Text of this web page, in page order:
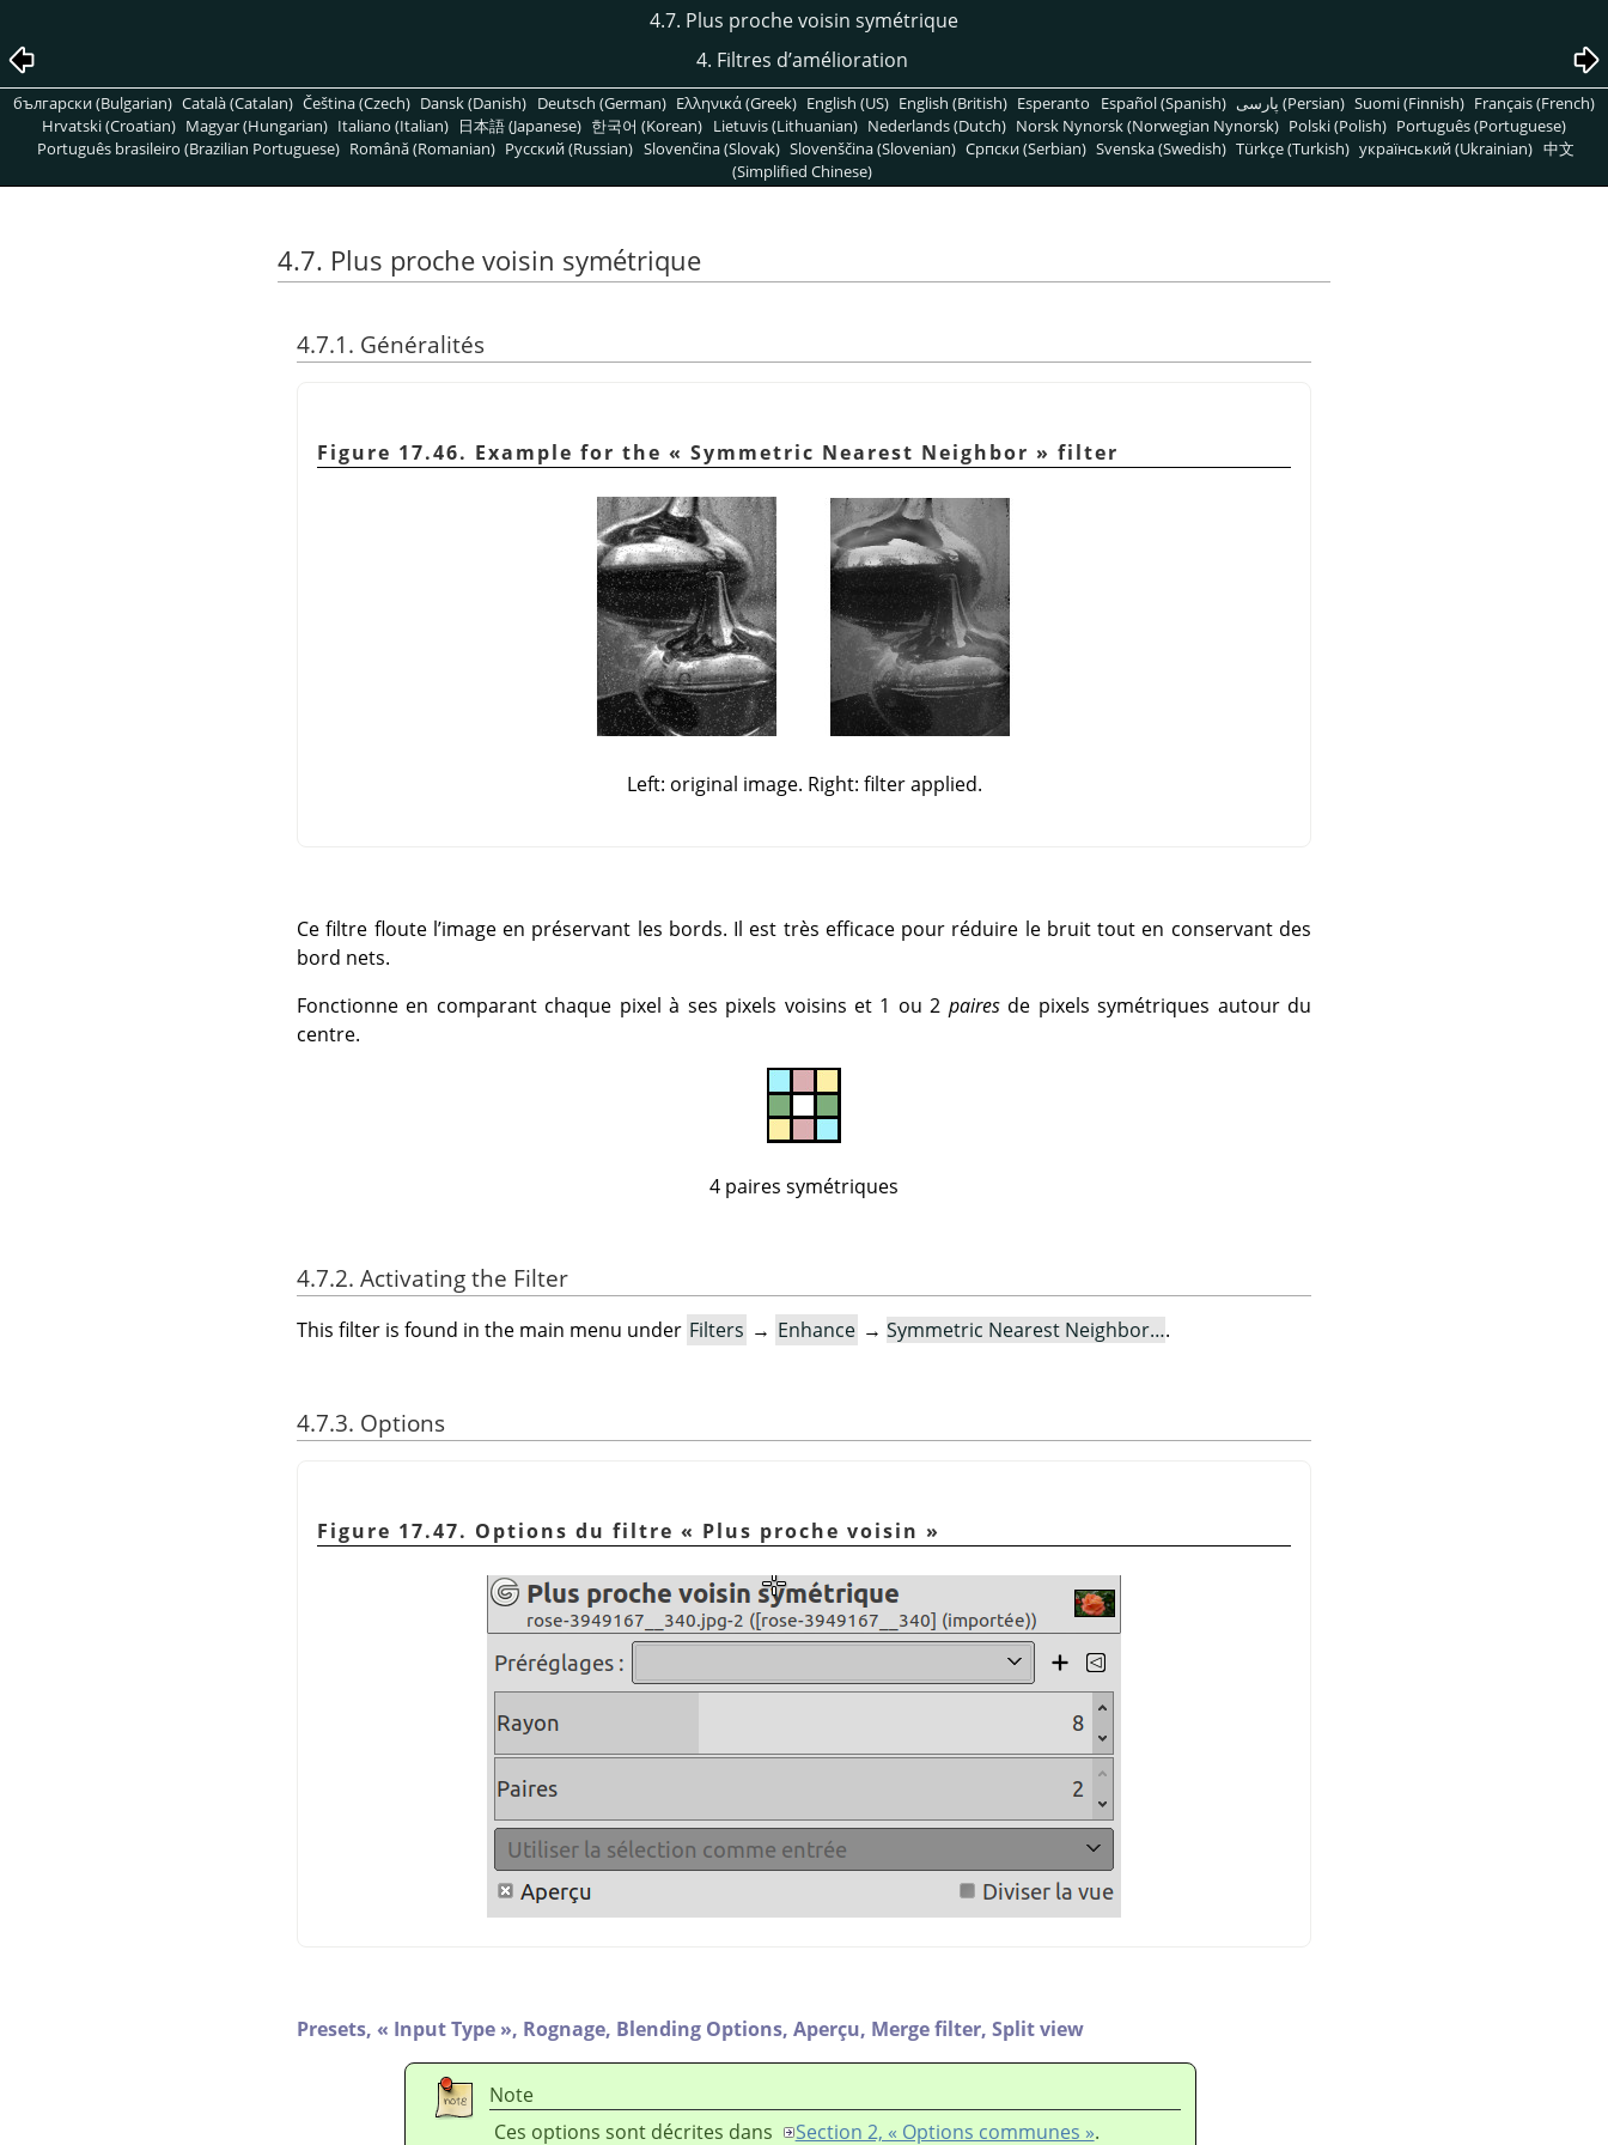
4.7. Plus proche voisin symétrique
4. Filtres d’amélioration
български (Bulgarian) Català (Catalan) Čeština (Czech) Dansk (Danish) Deutsch (German) Ελληνικά (Greek) English (US) English (British) Esperanto Español (Spanish) پارسی (Persian) Suomi (Finnish) Français (French)
Hrvatski (Croatian) Magyar (Hungarian) Italiano (Italian) 日本語 (Japanese) 한국어 (Korean) Lietuvis (Lithuanian) Nederlands (Dutch) Norsk Nynorsk (Norwegian Nynorsk) Polski (Polish) Português (Portuguese)
Português brasileiro (Brazilian Portuguese) Română (Romanian) Pусский (Russian) Slovenčina (Slovak) Slovenščina (Slovenian) Српски (Serbian) Svenska (Swedish) Türkçe (Turkish) український (Ukrainian) 中文
(Simplified Chinese)
4.7. Plus proche voisin symétrique
4.7.1. Généralités
Figure 17.46. Example for the « Symmetric Nearest Neighbor » filter
Left: original image. Right: filter applied.
Ce filtre floute l’image en préservant les bords. Il est très efficace pour réduire le bruit tout en conservant des
bord nets.
Fonctionne en comparant chaque pixel à ses pixels voisins et 1 ou 2 pairesde pixels symétriques autour du
centre.
4 paires symétriques
4.7.2. Activating the Filter
This filter is found in the main menu under Filters → Enhance → Symmetric Nearest Neighbor….
4.7.3. Options
Figure 17.47. Options du filtre « Plus proche voisin »
Presets, « Input Type », Rognage, Blending Options, Aperçu, Merge filter, Split view
Note
Ces options sont décrites dans
Section 2, « Options communes ».